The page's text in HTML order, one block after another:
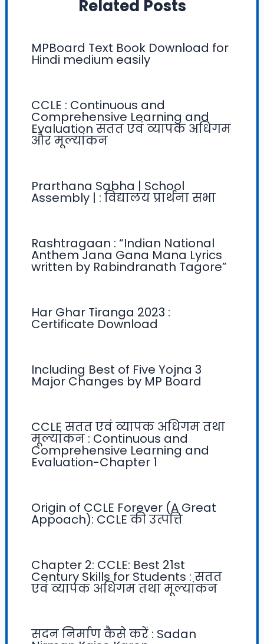
Related Posts
MPBoard Text Book Download for
Hindi medium easily
CCLE : Continuous and
Comprehensive Learning and
Evaluation सतत एवं व्यापक अधिगम
और मूल्यांकन
Prarthana Sabha | School
Assembly | : विद्यालय प्रार्थना सभा
Rashtragaan : “Indian National
Anthem Jana Gana Mana Lyrics
written by Rabindranath Tagore”
Har Ghar Tiranga 2023 :
Certificate Download
Including Best of Five Yojna 3
Major Changes by MP Board
CCLE सतत एवं व्यापक अधिगम तथा
मूल्यांकन : Continuous and
Comprehensive Learning and
Evaluation-Chapter 1
Origin of CCLE Forever (A Great
Appoach): CCLE की उत्पत्ति
Chapter 2: CCLE: Best 21st
Century Skills for Students : सतत
एवं व्यापक अधिगम तथा मूल्यांकन
सदन निर्माण कैसे करें : Sadan